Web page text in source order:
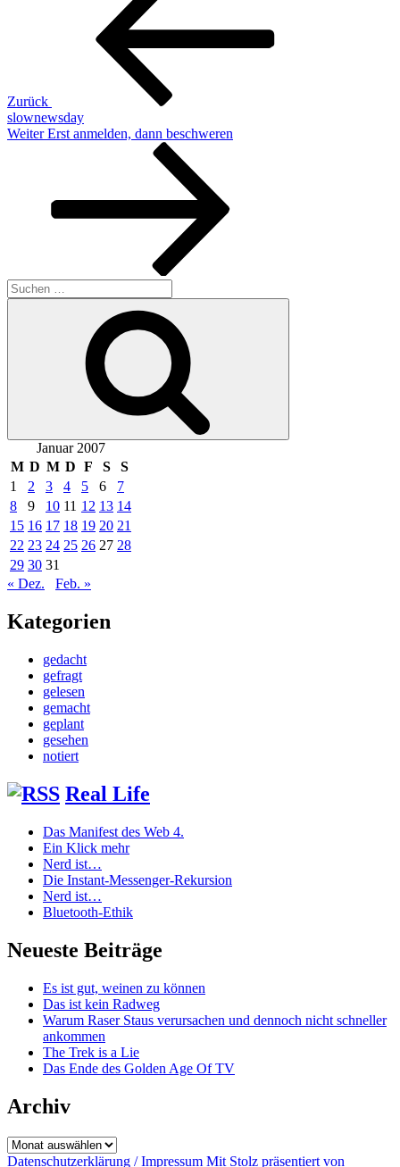
Zurück
slownewsday
Nächster
Weiter Erst anmelden, dann beschweren
Suche
nach:
Januar 2007
M D M D F S
S
1
2 3 4 5 6
7
8
9 10 11 12 13 14
15 16 17 18 19 20 21
22 23 24 25 26 27 28
29 30 31
« Dez.
Feb. »
Kategorien
gedacht
gefragt
gelesen
gemacht
geplant
gesehen
notiert
Real Life
Das Manifest des Web 4.
Ein Klick mehr
Nerd ist…
Die Instant-Messenger-Rekursion
Nerd ist…
Bluetooth-Ethik
Neueste Beiträge
Es ist gut, weinen zu können
Das ist kein Radweg
Warum Raser Staus verursachen und dennoch nicht schneller
ankommen
The Trek is a Lie
Das Ende des Golden Age Of TV
Archiv
Archiv
Datenschutzerklärung / Impressum Mit Stolz präsentiert von